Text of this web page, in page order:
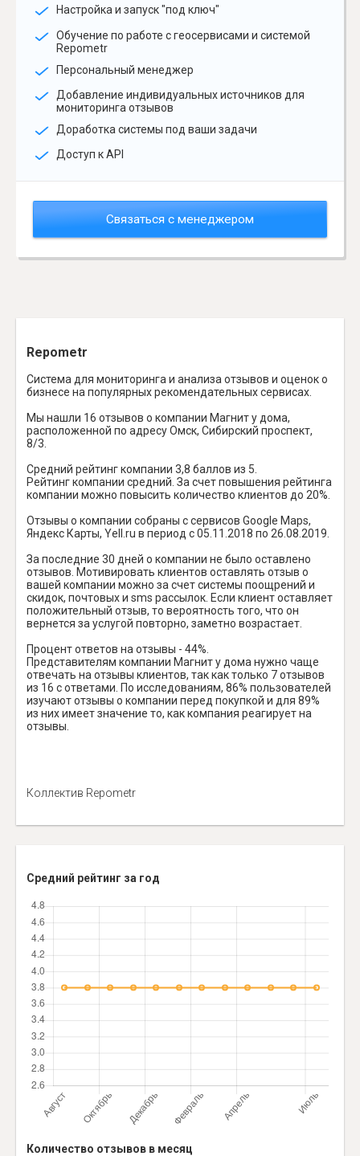
Настройка и запуск "под ключ"
Обучение по работе с геосервисами и системой
Repometr
Персональный менеджер
Добавление индивидуальных источников для
мониторинга отзывов
Доработка системы под ваши задачи
Доступ к API
Связаться с менеджером
Repometr
Система для мониторинга и анализа отзывов и оценок о
бизнесе на популярных рекомендательных сервисах.
Мы нашли 16 отзывов о компании Магнит у дома,
расположенной по адресу Омск, Сибирский проспект,
8/3.
Средний рейтинг компании 3,8 баллов из 5.
Рейтинг компании средний. За счет повышения рейтинга
компании можно повысить количество клиентов до 20%.
Отзывы о компании собраны с сервисов Google Maps,
Яндекс Карты, Yell.ru в период с 05.11.2018 по 26.08.2019.
За последние 30 дней о компании не было оставлено
отзывов. Мотивировать клиентов оставлять отзыв о
вашей компании можно за счет системы поощрений и
скидок, почтовых и sms рассылок. Если клиент оставляет
положительный отзыв, то вероятность того, что он
вернется за услугой повторно, заметно возрастает.
Процент ответов на отзывы - 44%.
Представителям компании Магнит у дома нужно чаще
отвечать на отзывы клиентов, так как только 7 отзывов
из 16 с ответами. По исследованиям, 86% пользователей
изучают отзывы о компании перед покупкой и для 89%
из них имеет значение то, как компания реагирует на
отзывы.
Коллектив Repometr
Средний рейтинг за год
Количество отзывов в месяц